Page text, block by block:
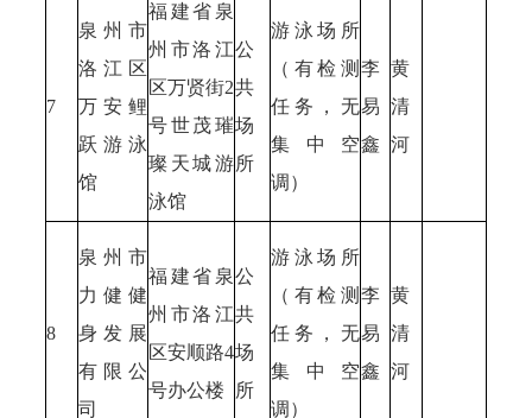
7
泉州市
洛江区
万安鲤
跃游泳
馆
福建省泉
州市洛江
区万贤街2
号世茂璀
璨天城游
泳馆
公
共
场
所
游泳场所
（有检测
任务，无
集中空
调）
李
易
鑫
黄
清
河
8
泉州市
力健健
身发展
有限公
司
福建省泉
州市洛江
区安顺路4
号办公楼
公
共
场
所
游泳场所
（有检测
任务，无
集中空
调）
李
易
鑫
黄
清
河